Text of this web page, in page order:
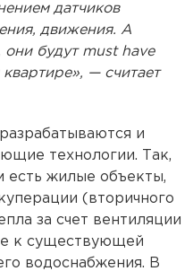
датчиков
движения. А
они будут must have
— считает
и
технологии. Так,
есть жилые объекты,
(вторичного
за счет вентиляции
к существующей
водоснабжения. В